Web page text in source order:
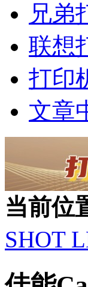
兄弟
联想
打印
文章
当前位
SHOT